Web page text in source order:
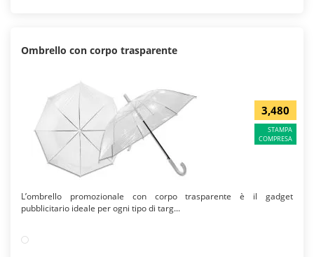
Ombrello con corpo trasparente
3,480
STAMPA
COMPRESA
L’ombrello promozionale con corpo trasparente è il gadget
pubblicitario ideale per ogni tipo di targ...